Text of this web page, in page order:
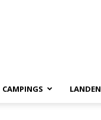
CAMPINGS LANDEN